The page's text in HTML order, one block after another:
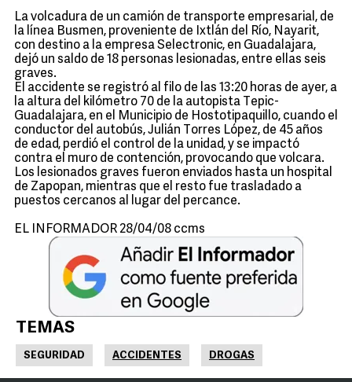
La volcadura de un camión de transporte empresarial, de
la línea Busmen, proveniente de Ixtlán del Río, Nayarit,
con destino a la empresa Selectronic, en Guadalajara,
dejó un saldo de 18 personas lesionadas, entre ellas seis
graves.
El accidente se registró al filo de las 13:20 horas de ayer, a
la altura del kilómetro 70 de la autopista Tepic-
Guadalajara, en el Municipio de Hostotipaquillo, cuando el
conductor del autobús, Julián Torres López, de 45 años
de edad, perdió el control de la unidad, y se impactó
contra el muro de contención, provocando que volcara.
Los lesionados graves fueron enviados hasta un hospital
de Zapopan, mientras que el resto fue trasladado a
puestos cercanos al lugar del percance.
EL INFORMADOR 28/04/08 ccms
TEMAS
SEGURIDAD ACCIDENTES DROGAS